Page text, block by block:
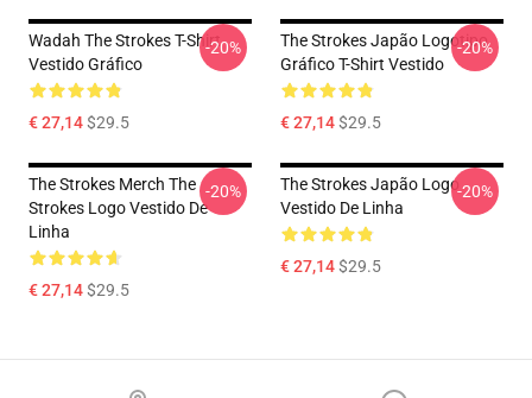
Wadah The Strokes T-Shirt
Vestido Gráfico
€ 27,14$29.5
-20%
The Strokes Japão Logotipo
Gráfico T-Shirt Vestido
€ 27,14$29.5
-20%
The Strokes Merch The
Strokes Logo Vestido De
Linha
€ 27,14$29.5
-20%
The Strokes Japão Logo
Vestido De Linha
€ 27,14$29.5
-20%